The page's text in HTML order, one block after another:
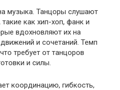
музыка. Танцоры слушают
как хип-хоп, фанк и
вдохновляют их на
и сочетаний. Темп
требует от танцоров
и силы.
координацию, гибкость,